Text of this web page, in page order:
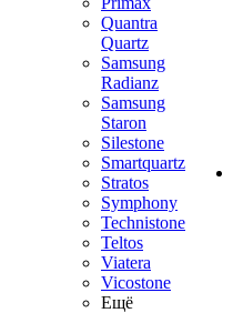
Quantra
Quartz
Samsung
Radianz
Samsung
Staron
Silestone
Smartquartz
Stratos
Symphony
Technistone
Teltos
Viatera
Vicostone
Ещё